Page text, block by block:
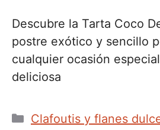
Descubre la Tarta Coco
postre exótico y sencillo
cualquier ocasión
deliciosa
Categorías
Clafoutis y flanes